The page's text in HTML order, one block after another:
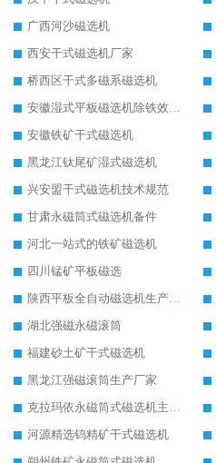
广西河沙磁选机
西安干式磁选机厂家
桥西区干式多磁系磁选机
安徽湿式平板磁选机除铁效果怎么样
安徽铁矿干式磁选机
黑龙江钛尾矿湿式磁选机
兴安盟干式磁选机技术规范
甘肃永磁筒式磁选机备件
河北一站式的铁矿磁选机
四川锰矿平板磁选
陕西平板全自动磁选机生产厂家
湖北强磁永磁滚筒
福建砂土矿干式磁选机
黑龙江强磁滚筒生产厂家
克拉玛依永磁筒式磁选机主要技术参数
河源精选钨精矿干式磁选机